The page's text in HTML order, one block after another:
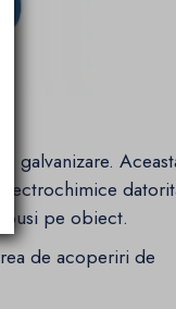
galvanizare.
pe obiect.
de acoperiri de